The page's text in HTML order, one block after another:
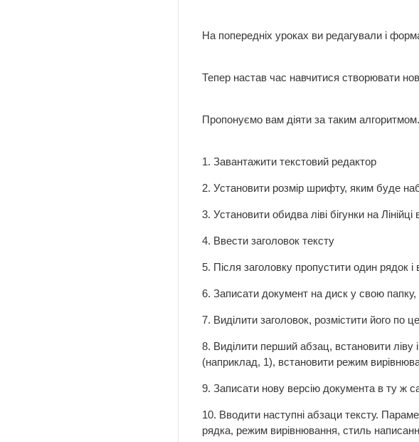
На попередніх уроках ви редагували і
Тепер настав час навчитися створювати
Пропонуємо вам діяти за таким алгоритмом.
1. Завантажити текстовий редактор
2. Установити розмір шрифту, яким буде
3. Установити обидва ліві бігунки на
4. Ввести заголовок тексту
5. Після заголовку пропустити один рядок
6. Записати документ на диск у свою
7. Виділити заголовок, розмістити його по
8. Виділити перший абзац, встановити ліву
(наприклад, 1), встановити режим
9. Записати нову версію документа в ту ж
10. Вводити наступні абзаци тексту.
рядка, режим вирівнювання, стиль